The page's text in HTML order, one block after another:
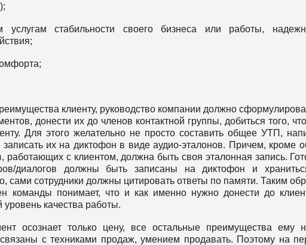
стабильности своего бизнеса или работы,
клиенту, руководство компании должно
донести их до членов контактной группы, добиться того,
Для этого желательно не просто составить общее УТП,
их на диктофон в виде аудио-эталонов. Причем, кроме
работающих с клиентом, должна быть своя эталонная запись.
диалогов должны быть записаны на диктофон и
сами сотрудники должны цитировать ответы по памяти. Таким
команды понимает, что и как именно нужно донести до
качества работы.
осознает только цену, все остальные преимущества ему
с техниками продаж, умением продавать. Поэтому на